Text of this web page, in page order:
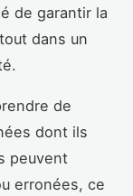
de garantir la
dans un
de
dont ils
peuvent
erronées, ce